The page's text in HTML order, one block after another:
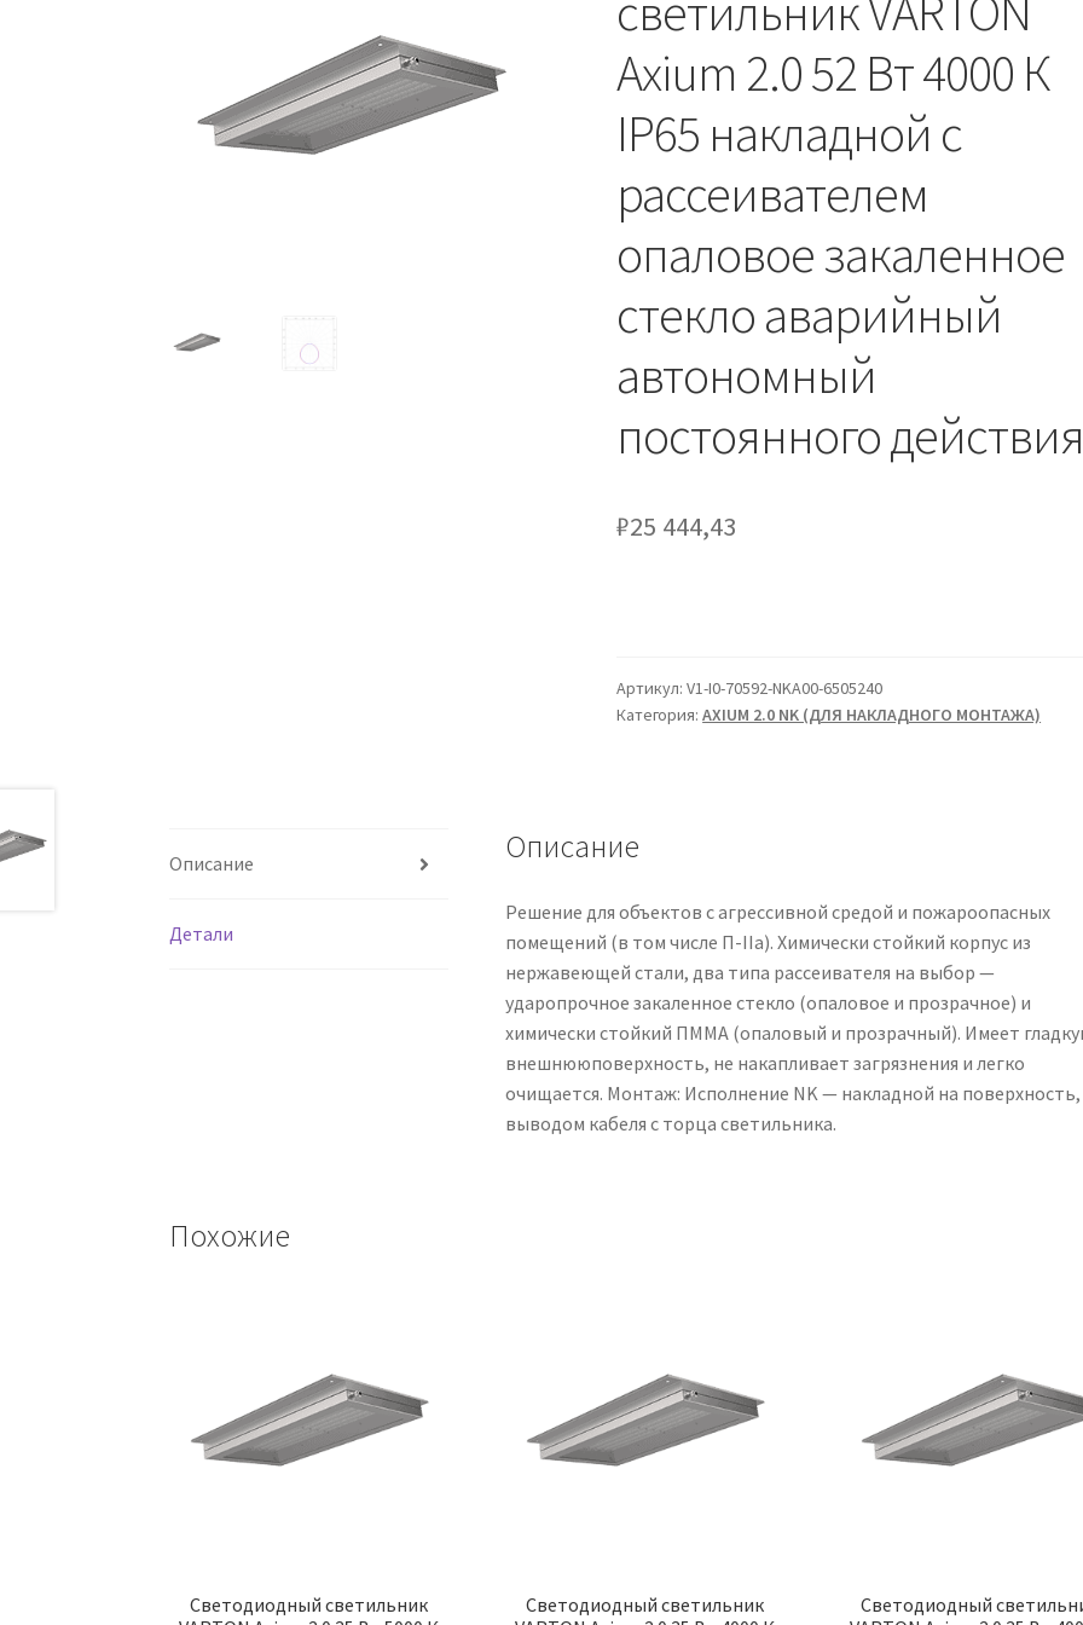
Axium 2.0 52 Вт 4000 К
IP65 накладной с
рассеивателем
опаловое закаленное
стекло аварийный
автономный
постоянного
₽25 444,43
Артикул:V1-I0-70592-NKA00-6505240
Категория:AXIUM 2.0 NK (ДЛЯ НАКЛАДНОГО МОНТАЖА)
Описание
Детали
Описание
Решение для объектов с агрессивной средой и пожароопасных
помещений (в том числе П-IIа). Химически стойкий корпус из
нержавеющей стали, два типа рассеивателя на выбор —
ударопрочное закаленное стекло (опаловое и прозрачное) и
химически стойкий ПММА (опаловый и прозрачный). Имеет
внешнююповерхность, не накапливает загрязнения и легко
очищается. Монтаж: Исполнение NK — накладной на поверхность,
выводом кабеля с торца светильника.
Похожие
Светодиодный светильник
Светодиодный светильник
Светодиодный